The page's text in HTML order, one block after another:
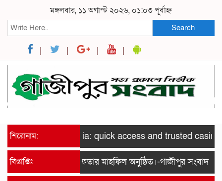
মঙ্গলবার, ১১ অগাস্ট ২০২৬, ০১:০৩ পূর্বাহ্ন
Search
শিরোনাম:
Pokies Australia: quick access and trusted casino
বিঙাপ্তিঃ
সাইদ জুটনের ইফতার মাহফিল অনুষ্ঠিত।-গাজীপুর সংবাদ